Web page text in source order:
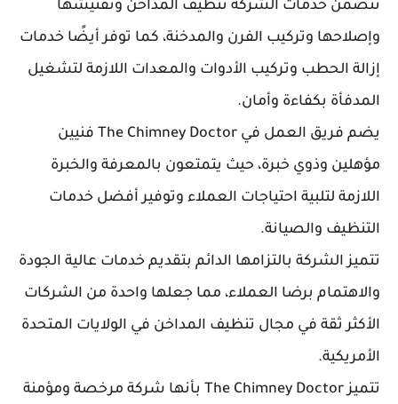
تتضمن خدمات الشركة تنظيف المداخن وتفتيشها
وإصلاحها وتركيب الفرن والمدخنة، كما توفر أيضًا خدمات
إزالة الحطب وتركيب الأدوات والمعدات اللازمة لتشغيل
المدفأة بكفاءة وأمان.
يضم فريق العمل في The Chimney Doctor فنيين
مؤهلين وذوي خبرة، حيث يتمتعون بالمعرفة والخبرة
اللازمة لتلبية احتياجات العملاء وتوفير أفضل خدمات
التنظيف والصيانة.
تتميز الشركة بالتزامها الدائم بتقديم خدمات عالية الجودة
والاهتمام برضا العملاء، مما جعلها واحدة من الشركات
الأكثر ثقة في مجال تنظيف المداخن في الولايات المتحدة
الأمريكية.
تتميز The Chimney Doctor بأنها شركة مرخصة ومؤمنة